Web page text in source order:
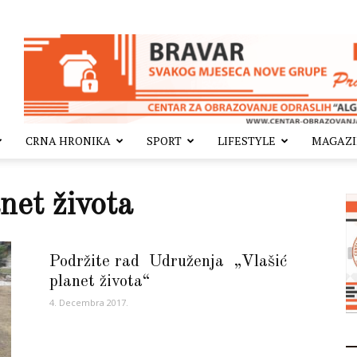
CRNA HRONIKA SPORT LIFESTYLE
života
Podržite rad Udruženja „Vlašić
planet života“
4. Decembra 2017.